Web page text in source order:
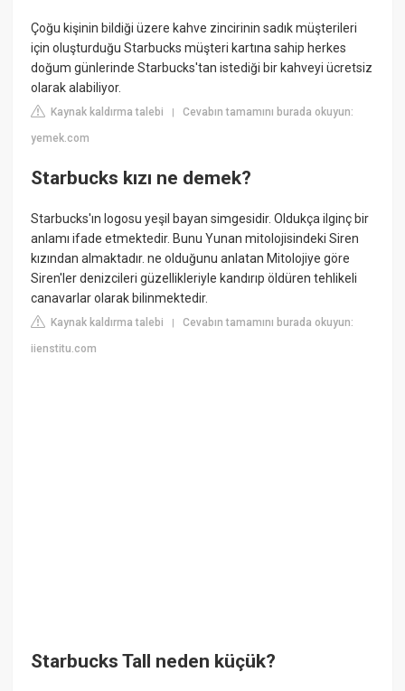
Çoğu kişinin bildiği üzere kahve zincirinin sadık müşterileri
için oluşturduğu Starbucks müşteri kartına sahip herkes
doğum günlerinde Starbucks'tan istediği bir kahveyi ücretsiz
olarak alabiliyor.
Kaynak kaldırma talebi |Cevabın tamamını burada okuyun:
yemek.com
Starbucks kızı ne demek?
Starbucks'ın logosu yeşil bayan simgesidir. Oldukça ilginç bir
anlamı ifade etmektedir. Bunu Yunan mitolojisindeki Siren
kızından almaktadır. ne olduğunu anlatan Mitolojiye göre
Siren'ler denizcileri güzellikleriyle kandırıp öldüren tehlikeli
canavarlar olarak bilinmektedir.
Kaynak kaldırma talebi |Cevabın tamamını burada okuyun:
iienstitu.com
Starbucks Tall neden küçük?